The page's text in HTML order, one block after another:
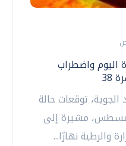
اليوم واضطراب
الجوية، توقعات حالة
اليوم الخميس 6 أغسطس، مشيرة إلى
والرطبة نهارًا...